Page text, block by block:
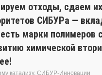
отходы, сдаем
СИБУРа —
марки полимеров
химической
катализу, СИБУР-Инновации